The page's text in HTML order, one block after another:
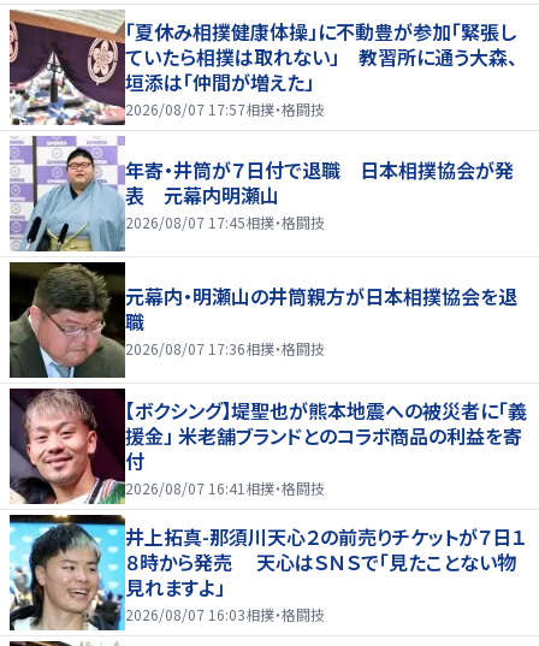
「夏休み相撲健康体操」に不動豊が参加「緊張し
ていたら相撲は取れない」 教習所に通う大森、
垣添は「仲間が増えた」
2026/08/07 17:57相撲・格闘技
年寄・井筒が７日付で退職 日本相撲協会が発
表 元幕内明瀬山
2026/08/07 17:45相撲・格闘技
元幕内・明瀬山の井筒親方が日本相撲協会を退
職
2026/08/07 17:36相撲・格闘技
【ボクシング】堤聖也が熊本地震への被災者に「義
援金」 米老舗ブランドとのコラボ商品の利益を寄
付
2026/08/07 16:41 相撲・格闘技
井上拓真-那須川天心２の前売りチケットが７日１
８時から発売 天心はＳＮＳで「見たことない物
見れますよ」
2026/08/07 16:03相撲・格闘技